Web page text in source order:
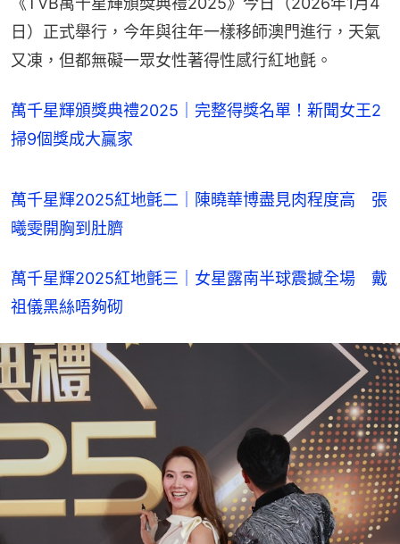
日）正式舉行，今年與往年一樣移師澳門進行，天氣
又凍，但都無礙一眾女性著得性感行紅地氈。
萬千星輝頒獎典禮2025｜完整得獎名單！新聞女王2
掃9個獎成大贏家
萬千星輝2025紅地氈二｜陳曉華博盡見肉程度高　張
曦雯開胸到肚臍
萬千星輝2025紅地氈三｜女星露南半球震撼全場　戴
祖儀黑絲唔夠砌